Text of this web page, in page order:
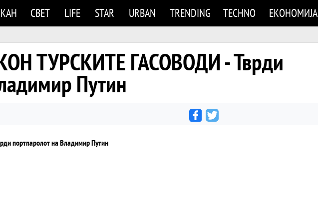
СВЕТ LIFE STAR URBAN TRENDING TECHNO ЕКОНОМИЈА
ТУРСКИТЕ ГАСОВОДИ - Тврди
Путин